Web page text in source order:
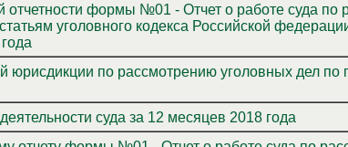
отчетности формы №01 - Отчет о работе суда по
уголовного кодекса Российской
юрисдикции по рассмотрению уголовных дел по
суда за 12 месяцев 2018 года